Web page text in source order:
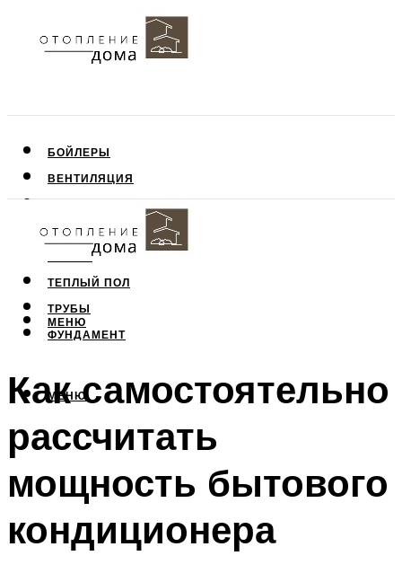
БОЙЛЕРЫ
ВЕНТИЛЯЦИЯ
ПОТОЛОК
СТЕНЫ
ТЕПЛЫЙ ПОЛ
ТРУБЫ
ФУНДАМЕНТ
МЕНЮ
МЕНЮ
Как самостоятельно
рассчитать
мощность бытового
кондиционера